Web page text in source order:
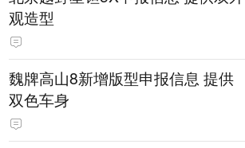
观造型
魏牌高山8新增版型申报信息 提供
双色车身